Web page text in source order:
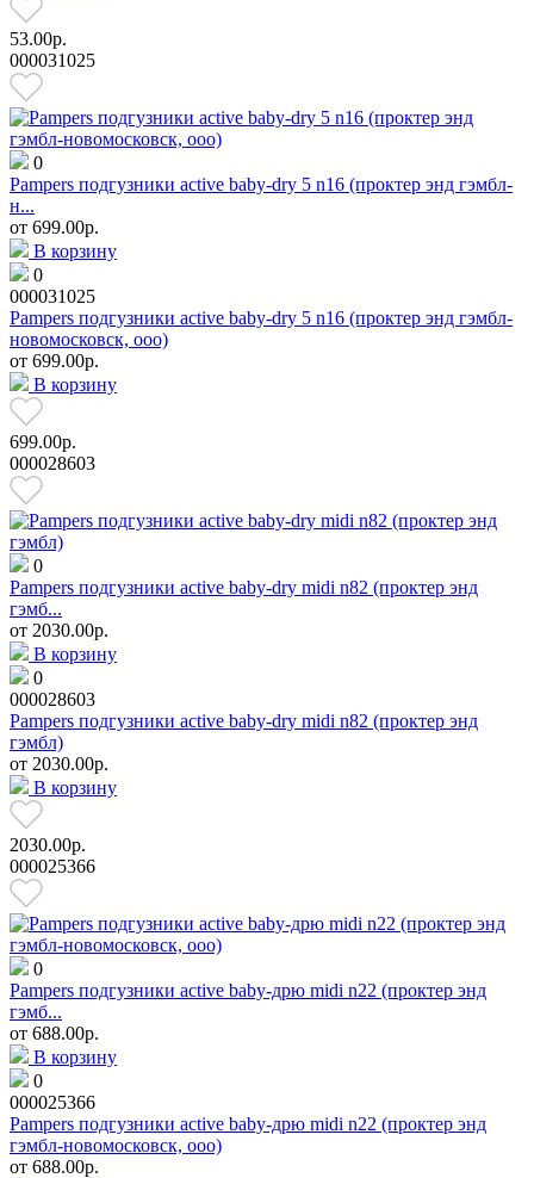
53.00р.
000031025
0
Pampers подгузники active baby-dry 5 n16 (проктер энд гэмбл-
н...
от 699.00р.
В корзину
0
000031025
Pampers подгузники active baby-dry 5 n16 (проктер энд гэмбл-
новомосковск, ооо)
от 699.00р.
В корзину
699.00р.
000028603
0
Pampers подгузники active baby-dry midi n82 (проктер энд
гэмб...
от 2030.00р.
В корзину
0
000028603
Pampers подгузники active baby-dry midi n82 (проктер энд
гэмбл)
от 2030.00р.
В корзину
2030.00р.
000025366
0
Pampers подгузники active baby-дрю midi n22 (проктер энд
гэмб...
от 688.00р.
В корзину
0
000025366
Pampers подгузники active baby-дрю midi n22 (проктер энд
гэмбл-новомосковск, ооо)
от 688.00р.